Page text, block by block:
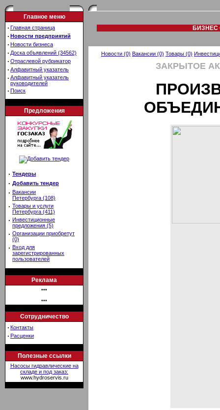
Главное меню
· Главная страница
· Новости предприятий
· Новости бизнеса
· Доска объявлений (34562)
· Отраслевой рубрикатор
· Алфавитный указатель
· Алфавитный указатель
руководителей
· Поиск
Предложения
· Тендеры
· Добавить тендер
· Вакансии
Петербурга (108)
· Товары и услуги
Петербурга (411)
· Инвестиционные
предложения (5)
· Организации приобретут
(0)
· Вход для
зарегистрированных
пользователей
Реклама
•••
•••
Сотрудничество
· Контакты
· Расценки
Полезные ссылки
Насосы гидравлические на
складе и под заказ:
www.hydroservis.ru
БИЗНЕС
Новости (0) Вакансии (0) Товары (0)
ЗАКРЫТОЕ